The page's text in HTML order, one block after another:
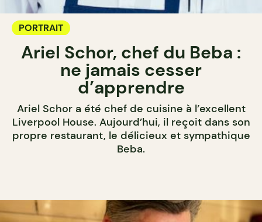
PORTRAIT
Ariel Schor, chef du Beba :
ne jamais cesser
d’apprendre
Ariel Schor a été chef de cuisine à l’excellent
Liverpool House. Aujourd’hui, il reçoit dans son
propre restaurant, le délicieux et sympathique
Beba.